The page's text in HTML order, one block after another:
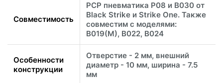
Совместимость
PCP пневматика P08 и B030 от
Black Strike и Strike One. Также
совместим с моделями:
B019(M), B022, B024
Особенности
конструкции
Отверстие - 2 мм, внешний
диаметр - 10 мм, ширина - 7.5
мм